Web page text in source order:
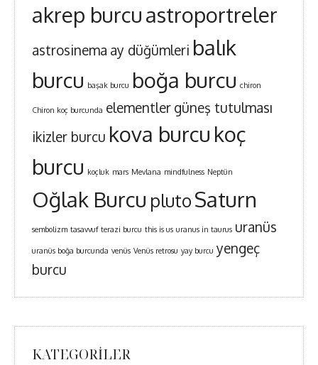
akrep burcuastroportreler
astrosinema ay düğümleri balık
burcu başak burcu boğa burcu chiron
Chiron koç burcunda elementler güneş tutulması
ikizler burcu kova burcu koç
burcu koçluk mars Mevlana mindfulness Neptün
Oğlak Burcu plutoSaturn
sembolizm tasavvuf terazi burcu this is us uranus in taurus uranüs
uranüs boğa burcunda venüs Venüs retrosu yay burcu yengeç
burcu
KATEGORILER